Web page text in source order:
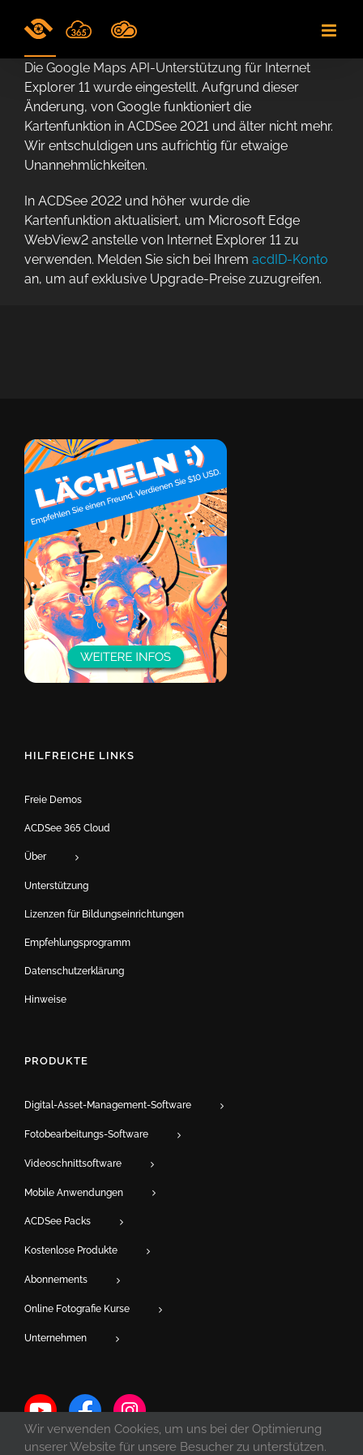
Die Google Maps API-Unterstützung für Internet
Explorer 11 wurde eingestellt. Aufgrund dieser
Änderung, von Google funktioniert die
Kartenfunktion in ACDSee 2021 und älter nicht mehr.
Wir entschuldigen uns aufrichtig für etwaige
Unannehmlichkeiten.
In ACDSee 2022 und höher wurde die
Kartenfunktion aktualisiert, um Microsoft Edge
WebView2 anstelle von Internet Explorer 11 zu
verwenden. Melden Sie sich bei Ihrem acdID-Konto
an, um auf exklusive Upgrade-Preise zuzugreifen.
HILFREICHE LINKS
Freie Demos
ACDSee 365 Cloud
Über
Unterstützung
Lizenzen für Bildungseinrichtungen
Empfehlungsprogramm
Datenschutzerklärung
Hinweise
PRODUKTE
Digital-Asset-Management-Software
Fotobearbeitungs-Software
Videoschnittsoftware
Mobile Anwendungen
ACDSee Packs
Kostenlose Produkte
Abonnements
Online Fotografie Kurse
Unternehmen
Wir verwenden Cookies, um uns bei der Optimierung
unserer Website für unsere Besucher zu unterstützen.